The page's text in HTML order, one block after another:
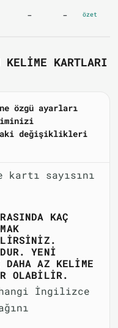
- - özet
KARTLARI
özgü ayarları
değişiklikleri
kartı sayısını
KAÇ
YENI
DAHA AZ KELIME
OLABILIR.
İngilizce